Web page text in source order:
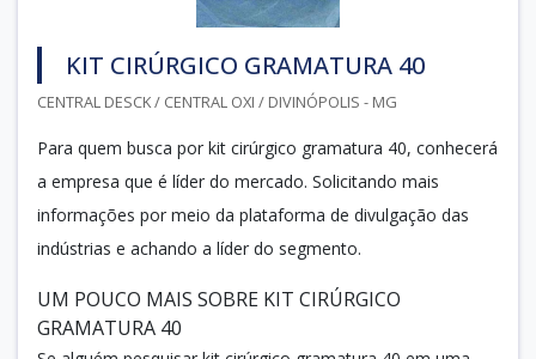
KIT CIRÚRGICO GRAMATURA 40
CENTRAL DESCK / CENTRAL OXI / DIVINÓPOLIS - MG
Para quem busca por kit cirúrgico gramatura 40, conhecerá
a empresa que é líder do mercado. Solicitando mais
informações por meio da plataforma de divulgação das
indústrias e achando a líder do segmento.
UM POUCO MAIS SOBRE KIT CIRÚRGICO
GRAMATURA 40